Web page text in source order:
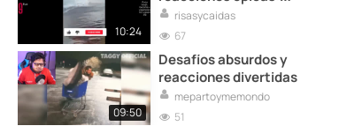
10:24
diversión sin fin
risasycaidas
67
09:50
Desafíos absurdos y
reacciones divertidas
mepartoymemondo
51